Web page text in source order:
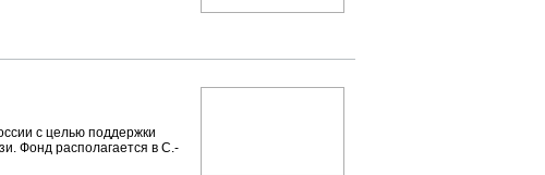
с целью поддержки
Фонд располагается в С.-